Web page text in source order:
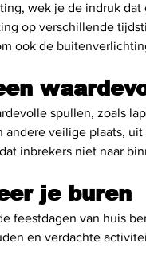
wek je de indruk dat
op verschillende
ook de
spullen, zoals
andere veilige plaats,
inbrekers niet naar
je buren
feestdagen van huis
en verdachte